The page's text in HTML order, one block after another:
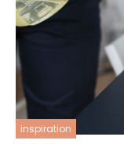
inspiration